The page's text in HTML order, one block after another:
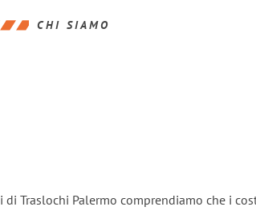
CHI SIAMO
di Traslochi Palermo comprendiamo che i